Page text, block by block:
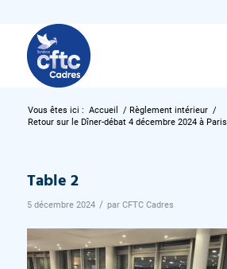
Vous êtes ici : Accueil / Règlement intérieur /
Retour sur le Dîner-débat 4 décembre 2024 à Paris
Table 2
5 décembre 2024 / par CFTC Cadres